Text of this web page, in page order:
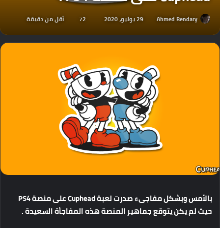
Ahmed Bendary 29 يوليو، 2020 72 أقل من دقيقة
بالأمس وبشكل مفاجىء صدرت لعبة Cuphead على منصة PS4
حيث لم يكن يتوقع جماهير المنصة هذه المفاجأة السعيدة .